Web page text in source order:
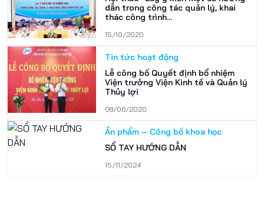
dẫn trong công tác quản lý, khai
thác công trình...
15/10/2020
Tin tức hoạt động
Lễ công bố Quyết định bổ nhiệm
Viện trưởng Viện Kinh tế và Quản lý
Thủy lợi
08/06/2020
Ấn phẩm – Công bố khoa học
SỔ TAY HƯỚNG DẪN
15/11/2024